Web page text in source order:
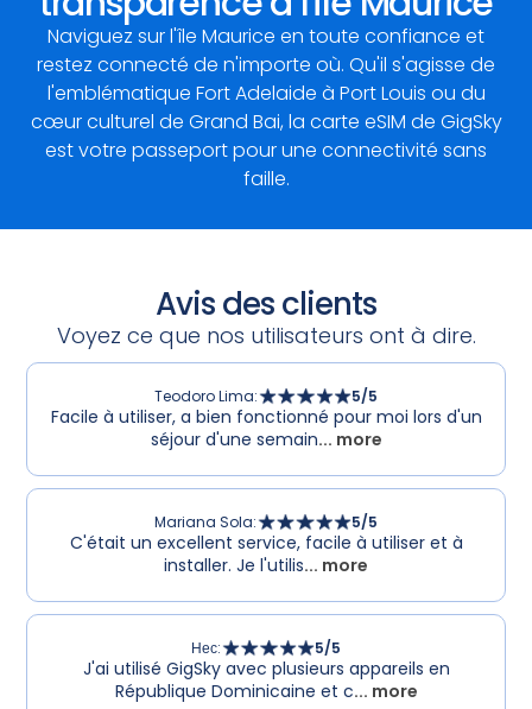
Naviguez sur l'île Maurice en toute confiance et
restez connecté de n'importe où. Qu'il s'agisse de
l'emblématique Fort Adelaide à Port Louis ou du
cœur culturel de Grand Bai, la carte eSIM de GigSky
est votre passeport pour une connectivité sans
faille.
Avis des clients
Voyez ce que nos utilisateurs ont à dire.
Teodoro Lima: 5/5
Facile à utiliser, a bien fonctionné pour moi lors d'un
séjour d'une semain... more
Mariana Sola: 5/5
C'était un excellent service, facile à utiliser et à
installer. Je l'utilis... more
Нес: 5/5
J'ai utilisé GigSky avec plusieurs appareils en
République Dominicaine et c... more